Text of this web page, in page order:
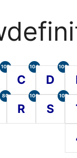
107
C
104
D
100
80
R
100
S
107